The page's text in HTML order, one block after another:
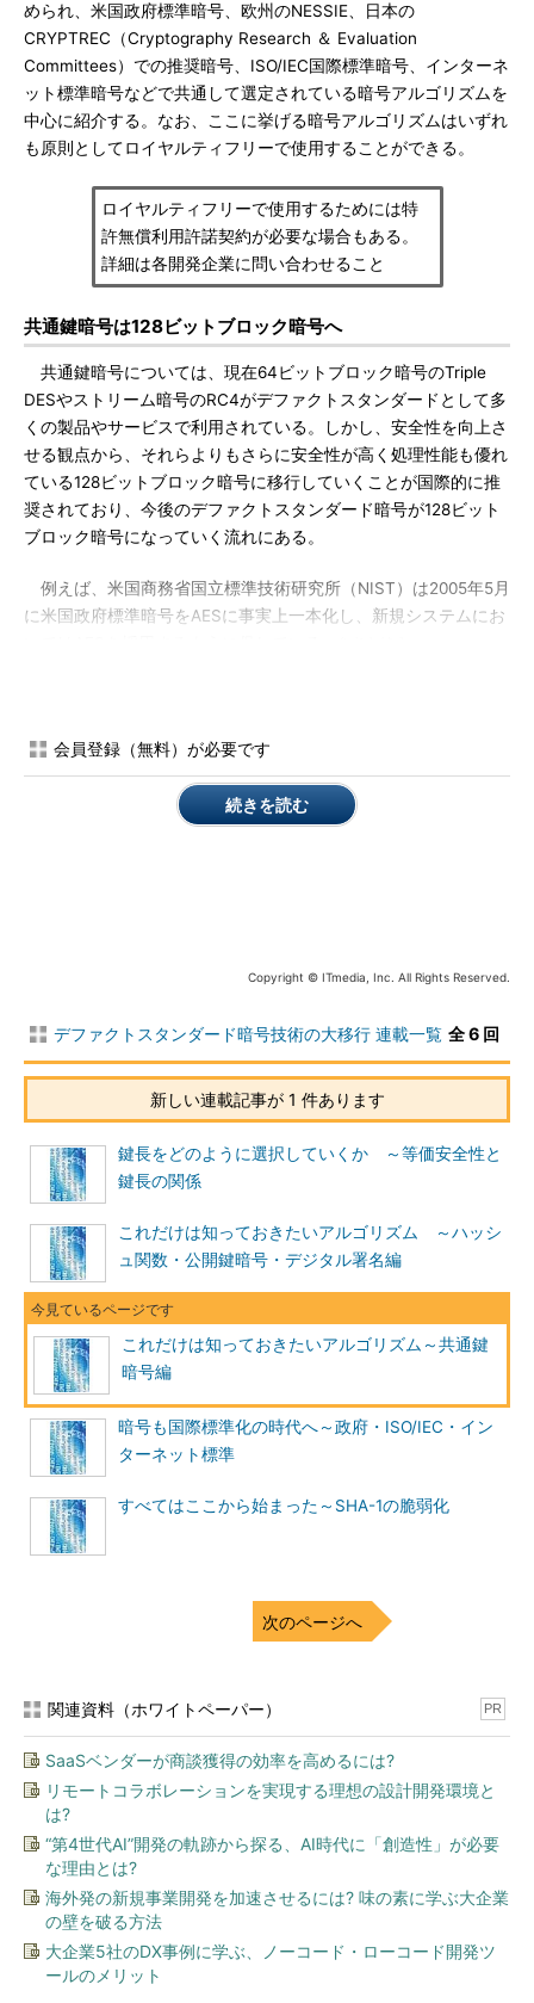
められ、米国政府標準暗号、欧州のNESSIE、日本の
CRYPTREC（Cryptography Research ＆ Evaluation
Committees）での推奨暗号、ISO/IEC国際標準暗号、インターネ
ット標準暗号などで共通して選定されている暗号アルゴリズムを
中心に紹介する。なお、ここに挙げる暗号アルゴリズムはいずれ
も原則としてロイヤルティフリーで使用することができる。
ロイヤルティフリーで使用するためには特
許無償利用許諾契約が必要な場合もある。
詳細は各開発企業に問い合わせること
共通鍵暗号は128ビットブロック暗号へ
共通鍵暗号については、現在64ビットブロック暗号のTriple
DESやストリーム暗号のRC4がデファクトスタンダードとして多
くの製品やサービスで利用されている。しかし、安全性を向上さ
せる観点から、それらよりもさらに安全性が高く処理性能も優れ
ている128ビットブロック暗号に移行していくことが国際的に推
奨されており、今後のデファクトスタンダード暗号が128ビット
ブロック暗号になっていく流れにある。
例えば、米国商務省国立標準技術研究所（NIST）は2005年5月
に米国政府標準暗号をAESに事実上一本化し、新規システムにお
ロック長の暗号が使用できるのであれば、128ビットブロック暗
号を選択することが望ましい」と記している［参考文献2］。
つまり、ISO/IEC国際標準暗号やインターネット標準暗号に選
頼を得ているものは国際的にもあまりないため、欧州連合推奨暗
除いてインターネット標準暗号にも選定されていない。
主な128ビットブロック暗号
会員登録（無料）が必要です
続きを読む
Copyright © ITmedia, Inc. All Rights Reserved.
デファクトスタンダード暗号技術の大移行 連載一覧 全 6 回
新しい連載記事が 1 件あります
鍵長をどのように選択していくか ～等価安全性と
鍵長の関係
これだけは知っておきたいアルゴリズム ～ハッシ
ュ関数・公開鍵暗号・デジタル署名編
これだけは知っておきたいアルゴリズム～共通鍵
暗号編
暗号も国際標準化の時代へ～政府・ISO/IEC・イン
ターネット標準
すべてはここから始まった～SHA-1の脆弱化
次のページへ
関連資料（ホワイトペーパー） PR
SaaSベンダーが商談獲得の効率を高めるには?
リモートコラボレーションを実現する理想の設計開発環境と
は?
“第4世代AI”開発の軌跡から探る、AI時代に「創造性」が必要
な理由とは?
海外発の新規事業開発を加速させるには? 味の素に学ぶ大企業
の壁を破る方法
大企業5社のDX事例に学ぶ、ノーコード・ローコード開発ツ
ールのメリット